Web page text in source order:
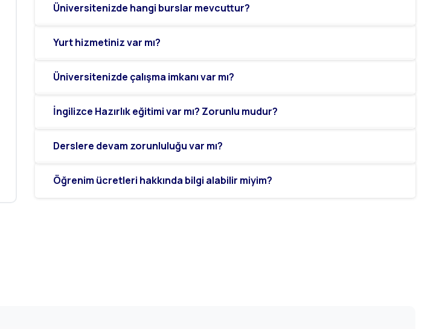
Üniversitenizde hangi burslar mevcuttur?
Yurt hizmetiniz var mı?
Üniversitenizde çalışma imkanı var mı?
İngilizce Hazırlık eğitimi var mı? Zorunlu mudur?
Derslere devam zorunluluğu var mı?
Öğrenim ücretleri hakkında bilgi alabilir miyim?